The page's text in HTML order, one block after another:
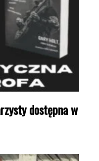
dostępna w